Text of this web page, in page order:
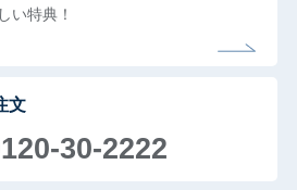
い特典！
文
30-2222